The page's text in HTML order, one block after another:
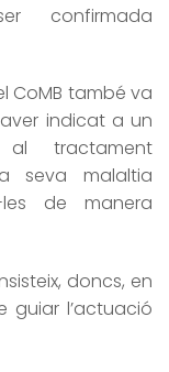
confirmada
CoMB també va
indicat a un
al tractament
seva malaltia
de manera
doncs, en
guiar l’actuació